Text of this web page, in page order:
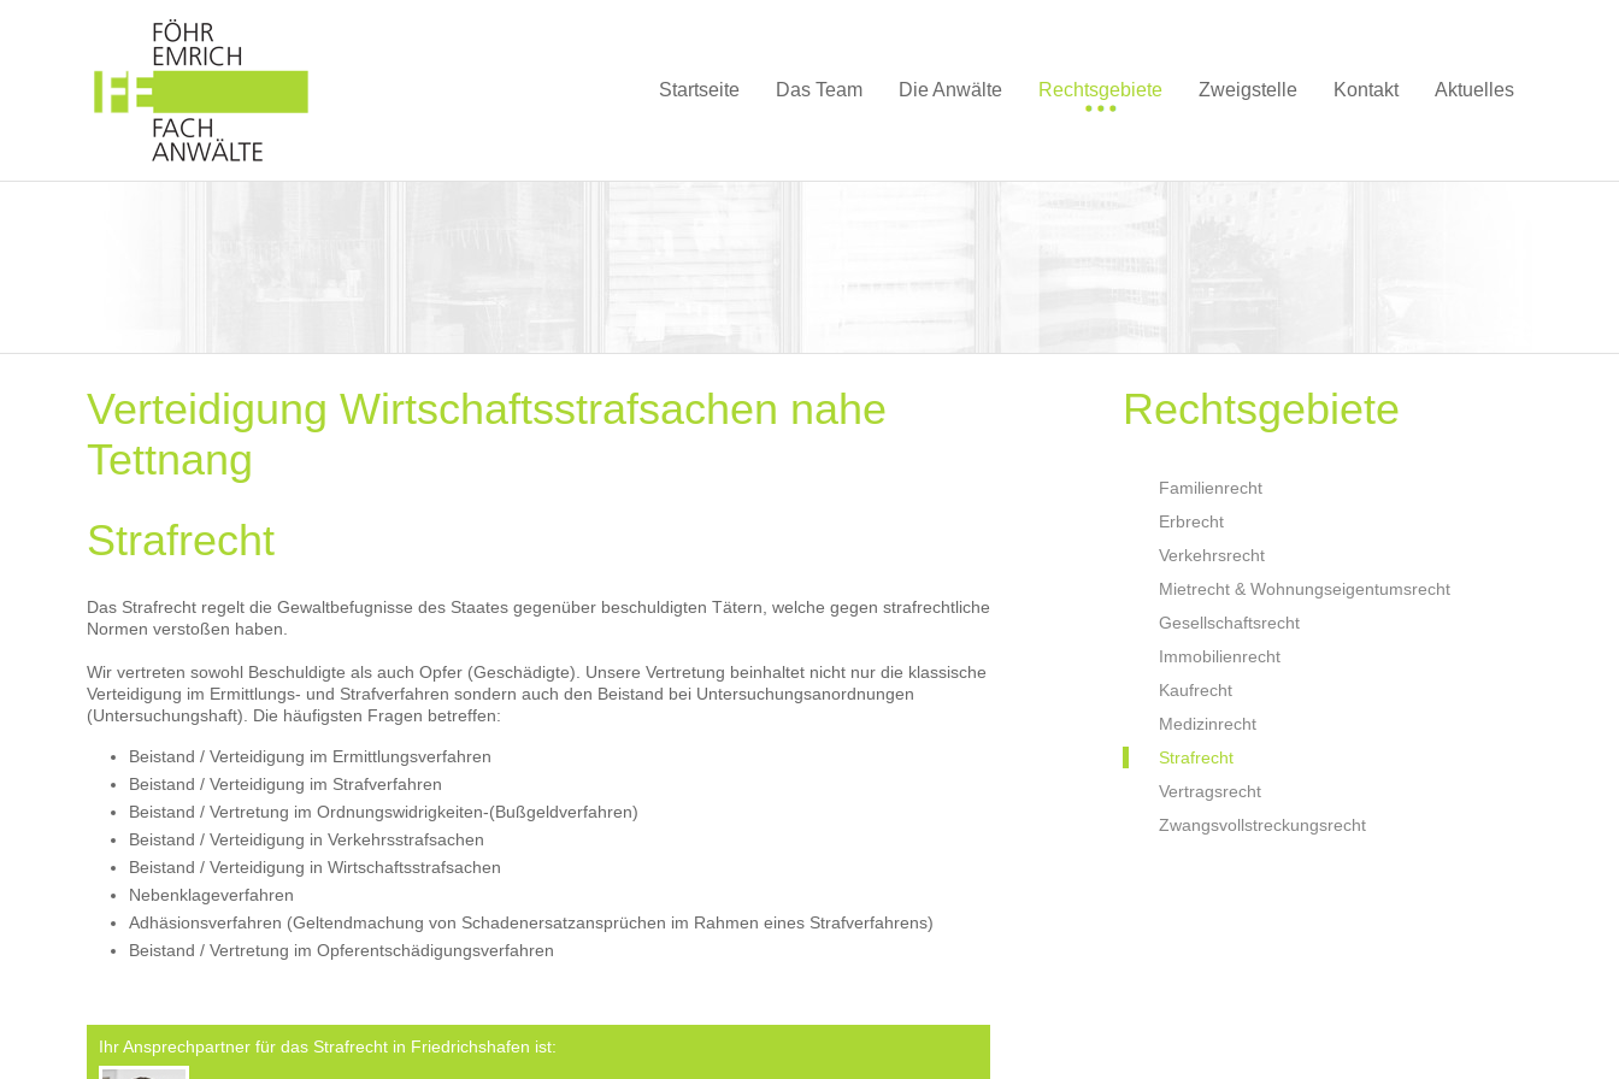
Startseite Das Team Die Anwälte Rechtsgebiete Zweigstelle Kontakt Aktuelles
Rechtsgebiete
Familienrecht
Erbrecht
Verkehrsrecht
Mietrecht & Wohnungseigentumsrecht
Gesellschaftsrecht
Immobilienrecht
Kaufrecht
Medizinrecht
Strafrecht
Vertragsrecht
Zwangsvollstreckungsrecht
Verteidigung Wirtschaftsstrafsachen nahe
Tettnang
Strafrecht
Das Strafrecht regelt die Gewaltbefugnisse des Staates gegenüber beschuldigten Tätern, welche gegen strafrechtliche
Normen verstoßen haben.
Wir vertreten sowohl Beschuldigte als auch Opfer (Geschädigte). Unsere Vertretung beinhaltet nicht nur die klassische
Verteidigung im Ermittlungs- und Strafverfahren sondern auch den Beistand bei Untersuchungsanordnungen
(Untersuchungshaft). Die häufigsten Fragen betreffen:
Beistand / Verteidigung im Ermittlungsverfahren
Beistand / Verteidigung im Strafverfahren
Beistand / Vertretung im Ordnungswidrigkeiten-(Bußgeldverfahren)
Beistand / Verteidigung in Verkehrsstrafsachen
Beistand / Verteidigung in Wirtschaftsstrafsachen
Nebenklageverfahren
Adhäsionsverfahren (Geltendmachung von Schadenersatzansprüchen im Rahmen eines Strafverfahrens)
Beistand / Vertretung im Opferentschädigungsverfahren
Ihr Ansprechpartner für das Strafrecht in Friedrichshafen ist: